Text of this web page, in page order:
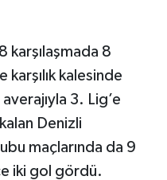
karşılaşmada 8
kalesinde
3. Lig’e
Denizli
maçlarında da 9
iki gol gördü.